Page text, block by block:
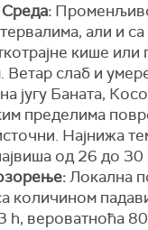
али и
кише или
Ветар слаб и
југу Баната,
пределима
Најнижа
од 26 до 30
Локална
количином
h, вероватноћа